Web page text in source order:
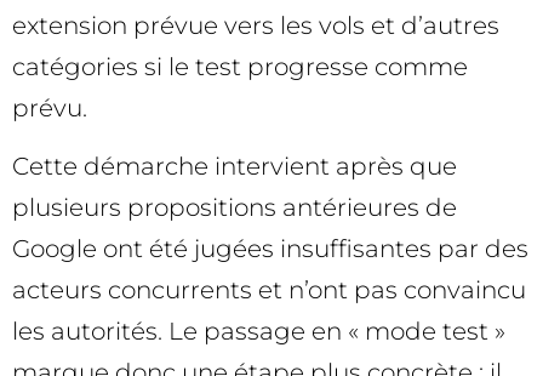
extension prévue vers les vols et d’autres
catégories si le test progresse comme
prévu.
Cette démarche intervient après que
plusieurs propositions antérieures de
Google ont été jugées insuffisantes par des
acteurs concurrents et n’ont pas convaincu
les autorités. Le passage en « mode test »